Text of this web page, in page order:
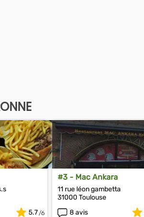
5.7
#3 - Mac Ankara
11 rue léon gambetta
31000 Toulouse
8 avis